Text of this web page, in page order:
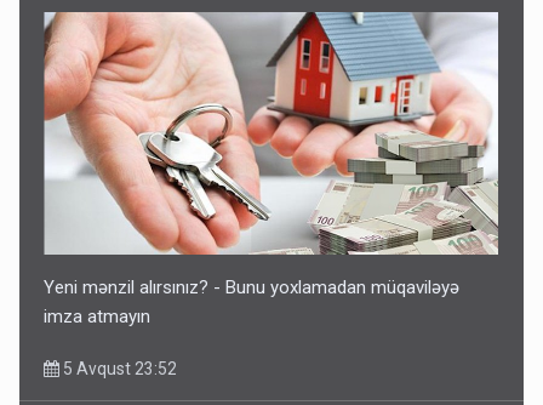
Ərdoğana sui-qəsd planının iştirakçısı detalları açıqladı
5 Avqust 16:56
Yeni mənzil alırsınız? - Bunu yoxlamadan müqaviləyə
imza atmayın
5 Avqust 23:52